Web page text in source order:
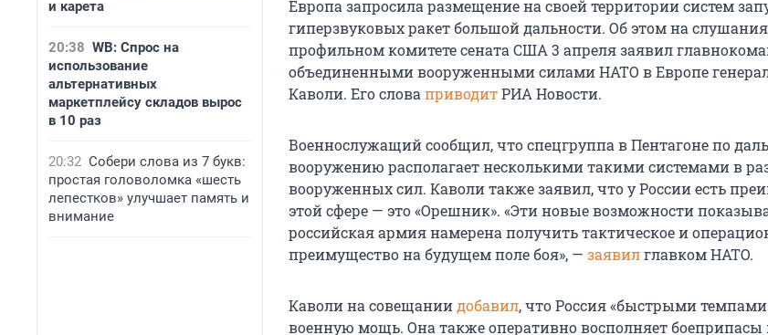
и карета
20:38 WB: Спрос на
использование
альтернативных
маркетплейсу складов вырос
в 10 раз
20:32 Собери слова из 7 букв:
простая головоломка «шесть
лепестков» улучшает память и
внимание
Европа запросила размещение на своей территории систем
гиперзвуковых ракет большой дальности. Об этом на
профильном комитете сената США 3 апреля заявил
объединенными вооруженными силами НАТО в Европе
Каволи. Его слова приводитРИА Новости.
Военнослужащий сообщил, что спецгруппа в Пентагоне по
вооружению располагает несколькими такими системами в
вооруженных сил. Каволи также заявил, что у России есть
этой сфере — это «Орешник». «Эти новые возможности
российская армия намерена получить тактическое и
преимущество на будущем поле боя», — заявилглавком НАТО.
Каволи на совещаниидобавил, что Россия «быстрыми
военную мощь. Она также оперативно восполняет боеприпасы